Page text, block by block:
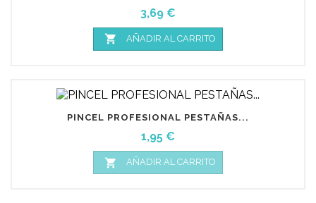
Precio
3,69 €
 AÑADIR AL CARRITO
PINCEL PROFESIONAL PESTAÑAS...
Precio
1,95 €
 AÑADIR AL CARRITO